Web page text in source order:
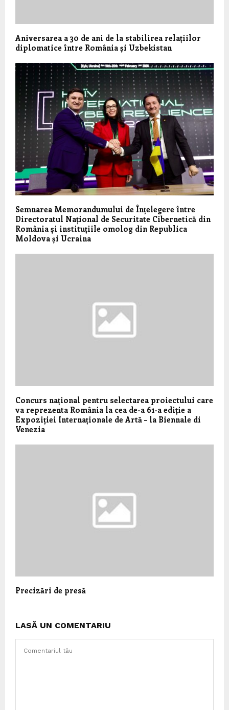
Aniversarea a 30 de ani de la stabilirea relațiilor
diplomatice între România și Uzbekistan
Semnarea Memorandumului de Înțelegere între
Directoratul Național de Securitate Cibernetică din
România și instituțiile omolog din Republica
Moldova și Ucraina
Concurs național pentru selectarea proiectului care
va reprezenta România la cea de-a 61-a ediție a
Expoziției Internaționale de Artă – la Biennale di
Venezia
Precizări de presă
LASĂ UN COMENTARIU